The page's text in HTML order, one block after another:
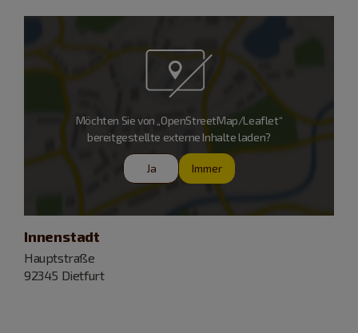
Möchten Sie von „OpenStreetMap/Leaflet“
bereitgestellte externe Inhalte laden?
Ja Immer
Innenstadt
Hauptstraße
92345 Dietfurt